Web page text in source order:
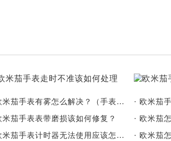
· 欧米茄手表有雾怎么解决？（手表有雾的解决方法）
米茄手表表带磨损该如何修复？
· 欧米茄手表计时器无法使用应该怎么办？